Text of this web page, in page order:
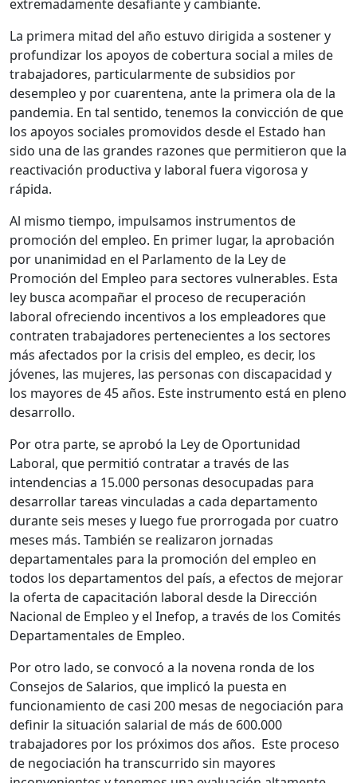
extremadamente desafiante y cambiante.
La primera mitad del año estuvo dirigida a sostener y
profundizar los apoyos de cobertura social a miles de
trabajadores, particularmente de subsidios por
desempleo y por cuarentena, ante la primera ola de la
pandemia. En tal sentido, tenemos la convicción de que
los apoyos sociales promovidos desde el Estado han
sido una de las grandes razones que permitieron que la
reactivación productiva y laboral fuera vigorosa y
rápida.
Al mismo tiempo, impulsamos instrumentos de
promoción del empleo. En primer lugar, la aprobación
por unanimidad en el Parlamento de la Ley de
Promoción del Empleo para sectores vulnerables. Esta
ley busca acompañar el proceso de recuperación
laboral ofreciendo incentivos a los empleadores que
contraten trabajadores pertenecientes a los sectores
más afectados por la crisis del empleo, es decir, los
jóvenes, las mujeres, las personas con discapacidad y
los mayores de 45 años. Este instrumento está en pleno
desarrollo.
Por otra parte, se aprobó la Ley de Oportunidad
Laboral, que permitió contratar a través de las
intendencias a 15.000 personas desocupadas para
desarrollar tareas vinculadas a cada departamento
durante seis meses y luego fue prorrogada por cuatro
meses más. También se realizaron jornadas
departamentales para la promoción del empleo en
todos los departamentos del país, a efectos de mejorar
la oferta de capacitación laboral desde la Dirección
Nacional de Empleo y el Inefop, a través de los Comités
Departamentales de Empleo.
Por otro lado, se convocó a la novena ronda de los
Consejos de Salarios, que implicó la puesta en
funcionamiento de casi 200 mesas de negociación para
definir la situación salarial de más de 600.000
trabajadores por los próximos dos años. Este proceso
de negociación ha transcurrido sin mayores